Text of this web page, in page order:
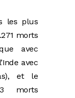
les plus
morts
avec
avec
et le
morts